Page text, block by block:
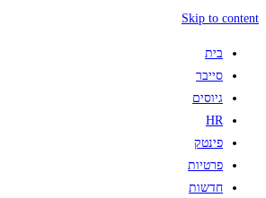
Skip to content
בית
סייבר
גיוסים
HR
פינטק
פרטיות
חדשות